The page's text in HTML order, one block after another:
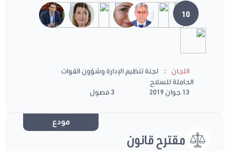
10
اللجان :
لجنة تنظيم الإدارة وشؤون القوات
الحاملة للسلاح
13 جوان 2019
3 فصول
مودع
مقترح قانون